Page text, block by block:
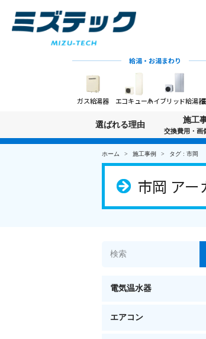
給湯・お湯まわり
ガス給湯器 エコキュートハイブリッド給湯器
選ばれる理由
施工
交換費用・画
ホーム 施工事例 タグ : 市岡
市岡 アー
電気温水器
エアコン